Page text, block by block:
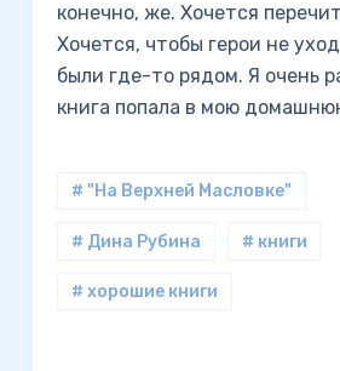
конечно, же. Хочется
Хочется, чтобы герои не
были где-то рядом. Я очень
книга попала в мою
# "На Верхней Масловке"
# Дина Рубина # книги
# хорошие книги